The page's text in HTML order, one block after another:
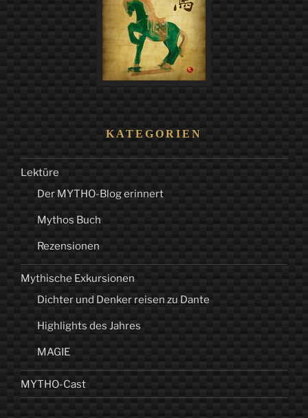
KATEGORIEN
Lektüre
Der MYTHO-Blog erinnert
Mythos Buch
Rezensionen
Mythische Exkursionen
Dichter und Denker reisen zu Dante
Highlights des Jahres
MAGIE
MYTHO-Cast